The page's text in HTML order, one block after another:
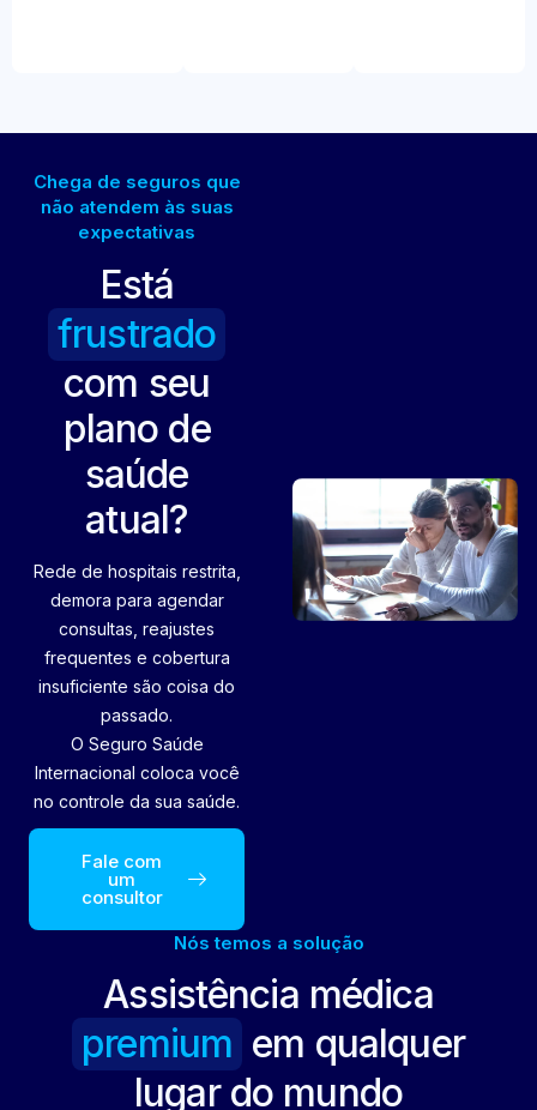
Chega de seguros que
não atendem às suas
expectativas
Está
frustrado
com seu
plano de
saúde
atual?
Rede de hospitais restrita,
demora para agendar
consultas, reajustes
frequentes e cobertura
insuficiente são coisa do
passado.
O Seguro Saúde
Internacional coloca você
no controle da sua saúde.
Fale com
um
consultor
Nós temos a solução
Assistência médica
premium em qualquer
lugar do mundo